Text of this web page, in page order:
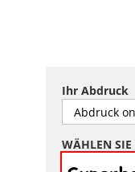
Ihr Abdruck
WÄHLEN SIE